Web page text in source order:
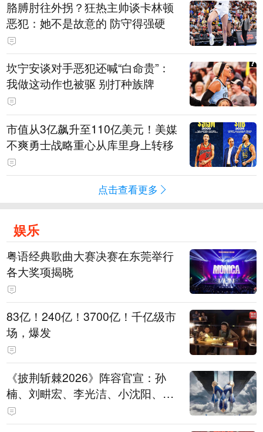
胳膊肘往外拐？狂热主帅谈卡林顿
恶犯：她不是故意的 防守得强硬
坎宁安谈对手恶犯还喊“白命贵”：
我做这动作也被驱 别打种族牌
市值从3亿飙升至110亿美元！美媒
不爽勇士战略重心从库里身上转移
点击查看更多
娱乐
粤语经典歌曲大赛决赛在东莞举行
各大奖项揭晓
83亿！240亿！3700亿！千亿级市
场，爆发
《披荆斩棘2026》阵容官宣：孙
楠、刘畊宏、李光洁、小沈阳、余
文乐、王传君等28位艺人